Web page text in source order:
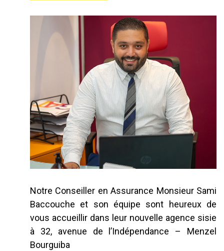
Notre Conseiller en Assurance Monsieur Sami
Baccouche et son équipe sont heureux de
vous accueillir dans leur nouvelle agence sisie
à 32, avenue de l’Indépendance – Menzel
Bourguiba